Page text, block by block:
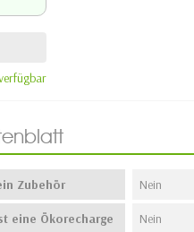
Zubehör Nein
eine Ökorecharge Nein